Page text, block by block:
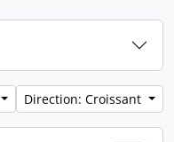
Direction: Croissant